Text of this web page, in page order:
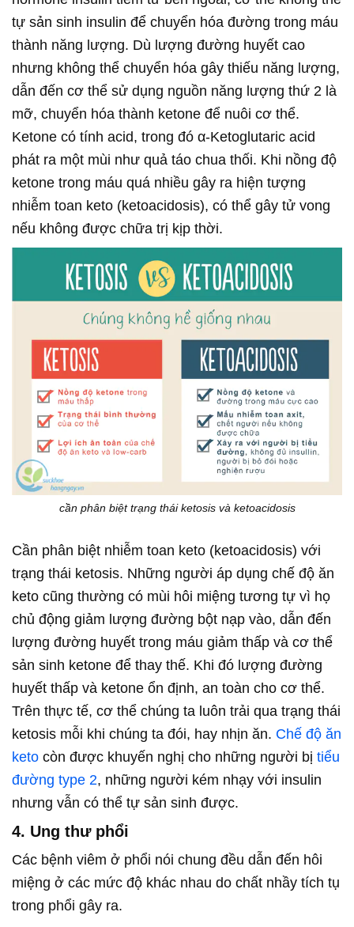
tự sản sinh insulin để chuyển hóa đường trong máu
thành năng lượng. Dù lượng đường huyết cao
nhưng không thể chuyển hóa gây thiếu năng lượng,
dẫn đến cơ thể sử dụng nguồn năng lượng thứ 2 là
mỡ, chuyển hóa thành ketone để nuôi cơ thể.
Ketone có tính acid, trong đó α-Ketoglutaric acid
phát ra một mùi như quả táo chua thối. Khi nồng độ
ketone trong máu quá nhiều gây ra hiện tượng
nhiễm toan keto (ketoacidosis), có thể gây tử vong
nếu không được chữa trị kịp thời.
cần phân biệt trạng thái ketosis và ketoacidosis
Cần phân biệt nhiễm toan keto (ketoacidosis) với
trạng thái ketosis. Những người áp dụng chế độ ăn
keto cũng thường có mùi hôi miệng tương tự vì họ
chủ động giảm lượng đường bột nạp vào, dẫn đến
lượng đường huyết trong máu giảm thấp và cơ thể
sản sinh ketone để thay thế. Khi đó lượng đường
huyết thấp và ketone ổn định, an toàn cho cơ thể.
Trên thực tế, cơ thể chúng ta luôn trải qua trạng thái
ketosis mỗi khi chúng ta đói, hay nhịn ăn. Chế độ ăn
keto còn được khuyến nghị cho những người bị tiểu
đường type 2, những người kém nhạy với insulin
nhưng vẫn có thể tự sản sinh được.
4. Ung thư phổi
Các bệnh viêm ở phổi nói chung đều dẫn đến hôi
miệng ở các mức độ khác nhau do chất nhầy tích tụ
trong phổi gây ra.